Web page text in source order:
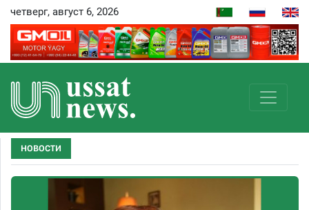
четверг, август 6, 2026
НОВОСТИ